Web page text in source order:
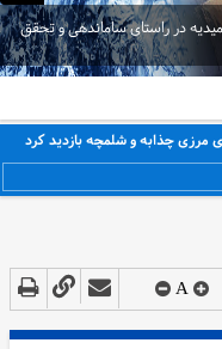
حمیدیه در راستای ساماندهی و تحقق
مرزی چذابه و شلمچه بازدید کرد
A